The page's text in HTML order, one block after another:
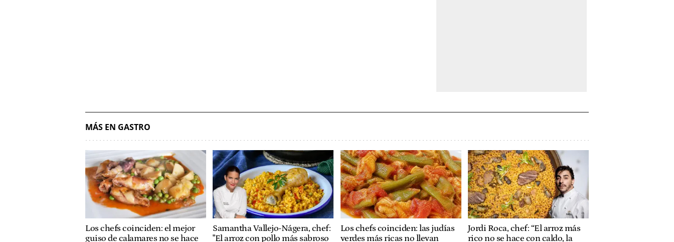
MÁS EN GASTRO
Los chefs coinciden: el mejor
guiso de calamares no se hace
Samantha Vallejo-Nágera, chef:
"El arroz con pollo más sabroso
Los chefs coinciden: las judías
verdes más ricas no llevan
Jordi Roca, chef: “El arroz más
rico no se hace con caldo, la